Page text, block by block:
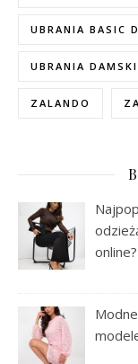
UBRANIA BASIC
UBRANIA
ZALANDO
online?